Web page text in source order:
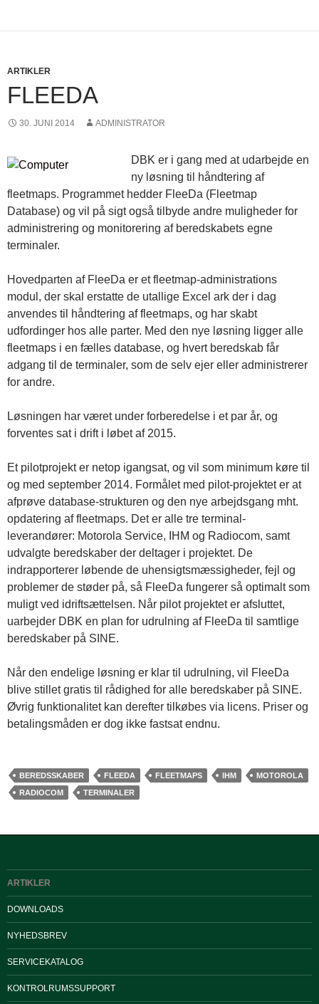
ARTIKLER
FLEEDA
30. JUNI 2014 ADMINISTRATOR
DBK er i gang med at udarbejde en
ny løsning til håndtering af
fleetmaps. Programmet hedder FleeDa (Fleetmap
Database) og vil på sigt også tilbyde andre muligheder for
administrering og monitorering af beredskabets egne
terminaler.
Hovedparten af FleeDa er et fleetmap-administrations
modul, der skal erstatte de utallige Excel ark der i dag
anvendes til håndtering af fleetmaps, og har skabt
udfordinger hos alle parter. Med den nye løsning ligger alle
fleetmaps i en fælles database, og hvert beredskab får
adgang til de terminaler, som de selv ejer eller administrerer
for andre.
Løsningen har været under forberedelse i et par år, og
forventes sat i drift i løbet af 2015.
Et pilotprojekt er netop igangsat, og vil som minimum køre til
og med september 2014. Formålet med pilot-projektet er at
afprøve database-strukturen og den nye arbejdsgang mht.
opdatering af fleetmaps. Det er alle tre terminal-
leverandører: Motorola Service, IHM og Radiocom, samt
udvalgte beredskaber der deltager i projektet. De
indrapporterer løbende de uhensigtsmæssigheder, fejl og
problemer de støder på, så FleeDa fungerer så optimalt som
muligt ved idriftsættelsen. Når pilot projektet er afsluttet,
uarbejder DBK en plan for udrulning af FleeDa til samtlige
beredskaber på SINE.
Når den endelige løsning er klar til udrulning, vil FleeDa
blive stillet gratis til rådighed for alle beredskaber på SINE.
Øvrig funktionalitet kan derefter tilkøbes via licens. Priser og
betalingsmåden er dog ikke fastsat endnu.
BEREDSSKABER FLEEDA FLEETMAPS IHM
MOTOROLA
RADIOCOM
TERMINALER
ARTIKLER
DOWNLOADS
NYHEDSBREV
SERVICEKATALOG
KONTROLRUMSSUPPORT